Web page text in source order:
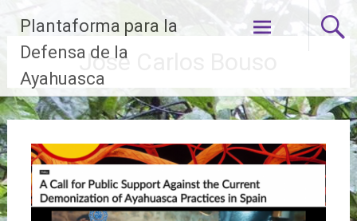
contenido
Plantaforma para la
Defensa de la
Ayahuasca
José Carlos Bouso